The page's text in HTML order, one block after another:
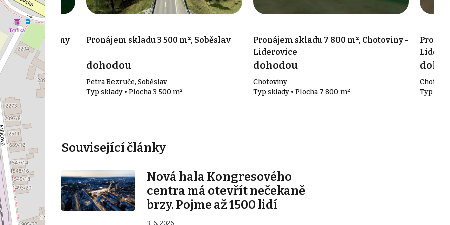
m², Chotoviny
m²
Pronájem skladu 3 500 m², Soběslav
dohodou
Petra Bezruče, Soběslav
Typ sklady • Plocha 3 500 m²
Pronájem skladu 7 800 m², Chotoviny -
Liderovice
dohodou
Chotoviny
Typ sklady • Plocha 7 800 m²
Typ
Související články
Nová hala Kongresového
centra má otevřít nečekaně
brzy. Pojme až 1500 lidí
3. 6. 2026